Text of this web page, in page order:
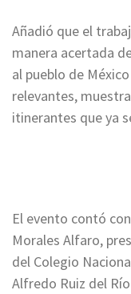
Añadió que el
manera acertada
al pueblo de
relevantes,
itinerantes que ya
El evento contó
Morales Alfaro,
del Colegio
Alfredo Ruiz del